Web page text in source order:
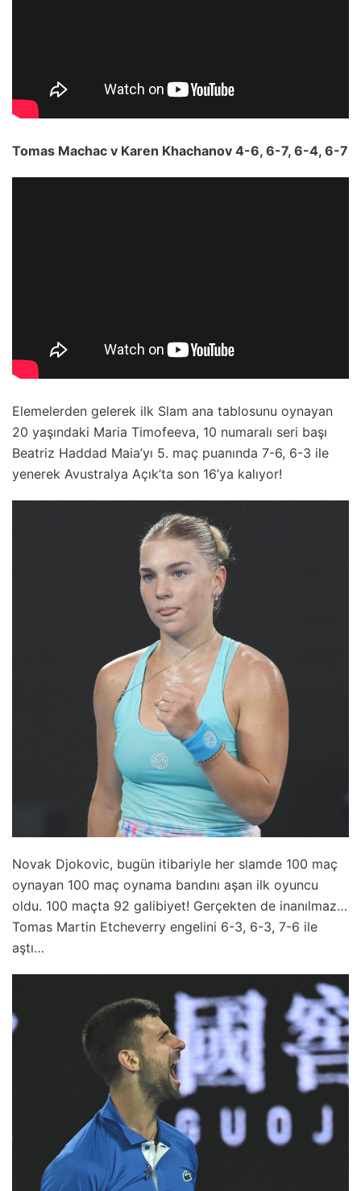
Tomas Machac v Karen Khachanov 4-6, 6-7, 6-4, 6-7
Elemelerden gelerek ilk Slam ana tablosunu oynayan
20 yaşındaki Maria Timofeeva, 10 numaralı seri başı
Beatriz Haddad Maia’yı 5. maç puanında 7-6, 6-3 ile
yenerek Avustralya Açık’ta son 16’ya kalıyor!
Novak Djokovic, bugün itibariyle her slamde 100 maç
oynayan 100 maç oynama bandını aşan ilk oyuncu
oldu. 100 maçta 92 galibiyet! Gerçekten de inanılmaz…
Tomas Martin Etcheverry engelini 6-3, 6-3, 7-6 ile
aştı…